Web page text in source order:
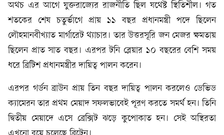
অথচ এর আগে যুক্তরাজ্যের রাজনীতি ছিল যথেষ্ট স্থিতিশীল। গত
শতকের শেষ চতুর্ভাগে প্রায় ১১ বছর প্রধানমন্ত্রী পদে ছিলেন
লৌহমানবীখ্যাত মার্গারেট থ্যাচার। তার উত্তরসূরি জন মেজর ক্ষমতায়
ছিলেন প্রাত সাত বছর। এরপর টনি ব্লেয়ার ১০ বছরের বেশি সময়
ধরে ব্রিটিশ প্রধানমন্ত্রীর দায়িত্ব পালন করেন।
এরপর গর্ডন ব্রাউন প্রায় তিন বছর দায়িত্ব পালন করলেও ডেভিড
ক্যামেরন তার প্রথম মেয়াদ সফলভাবেই পূরণ করতে সমর্থ হন। তিনি
দ্বিতীয় মেয়াদে এসে ব্রেক্সিট ঝড়ে কুপোকাত হন। সেই অস্থিরতা